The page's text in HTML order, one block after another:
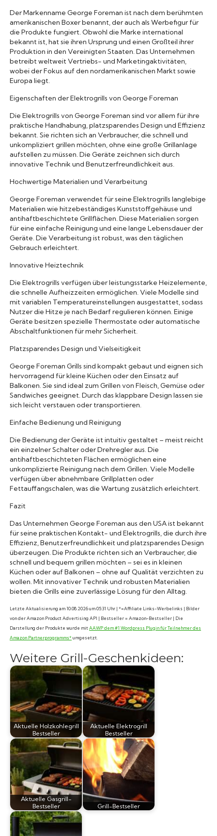
Der Markenname George Foreman ist nach dem berühmten
amerikanischen Boxer benannt, der auch als Werbefigur für
die Produkte fungiert. Obwohl die Marke international
bekannt ist, hat sie ihren Ursprung und einen Großteil ihrer
Produktion in den Vereinigten Staaten. Das Unternehmen
betreibt weltweit Vertriebs- und Marketingaktivitäten,
wobei der Fokus auf den nordamerikanischen Markt sowie
Europa liegt.
Eigenschaften der Elektrogrills von George Foreman
Die Elektrogrills von George Foreman sind vor allem für ihre
praktische Handhabung, platzsparendes Design und Effizienz
bekannt. Sie richten sich an Verbraucher, die schnell und
unkompliziert grillen möchten, ohne eine große Grillanlage
aufstellen zu müssen. Die Geräte zeichnen sich durch
innovative Technik und Benutzerfreundlichkeit aus.
Hochwertige Materialien und Verarbeitung
George Foreman verwendet für seine Elektrogrills langlebige
Materialien wie hitzebeständiges Kunststoffgehäuse und
antihaftbeschichtete Grillflächen. Diese Materialien sorgen
für eine einfache Reinigung und eine lange Lebensdauer der
Geräte. Die Verarbeitung ist robust, was den täglichen
Gebrauch erleichtert.
Innovative Heiztechnik
Die Elektrogrills verfügen über leistungsstarke Heizelemente,
die schnelle Aufheizzeiten ermöglichen. Viele Modelle sind
mit variablen Temperatureinstellungen ausgestattet, sodass
Nutzer die Hitze je nach Bedarf regulieren können. Einige
Geräte besitzen spezielle Thermostate oder automatische
Abschaltfunktionen für mehr Sicherheit.
Platzsparendes Design und Vielseitigkeit
George Foreman Grills sind kompakt gebaut und eignen sich
hervorragend für kleine Küchen oder den Einsatz auf
Balkonen. Sie sind ideal zum Grillen von Fleisch, Gemüse oder
Sandwiches geeignet. Durch das klappbare Design lassen sie
sich leicht verstauen oder transportieren.
Einfache Bedienung und Reinigung
Die Bedienung der Geräte ist intuitiv gestaltet – meist reicht
ein einzelner Schalter oder Drehregler aus. Die
antihaftbeschichteten Flächen ermöglichen eine
unkomplizierte Reinigung nach dem Grillen. Viele Modelle
verfügen über abnehmbare Grillplatten oder
Fettauffangschalen, was die Wartung zusätzlich erleichtert.
Fazit
Das Unternehmen George Foreman aus den USA ist bekannt
für seine praktischen Kontakt- und Elektrogrills, die durch ihre
Effizienz, Benutzerfreundlichkeit und platzsparendes Design
überzeugen. Die Produkte richten sich an Verbraucher, die
schnell und bequem grillen möchten – sei es in kleinen
Küchen oder auf Balkonen – ohne auf Qualität verzichten zu
wollen. Mit innovativer Technik und robusten Materialien
bieten die Grills eine zuverlässige Lösung für den Alltag.
Letzte Aktualisierung am 10.08.2026 um 05:31 Uhr | *=Affiliate Links-Werbelinks | Bilder
von der Amazon Product Advertising API | Bestseller = Amazon-Bestseller | Die
Darstellung der Produkte wurde mitAAWP dem #1 Wordpress Plugin für Teilnehmer des
Amazon Partnerprogramms*umgesetzt.
Weitere Grill-Geschenkideen:
Aktuelle Holzkohlegrill
Bestseller
Aktuelle Elektrogrill
Bestseller
Aktuelle Gasgrill-
Bestseller
Grill-Bestseller